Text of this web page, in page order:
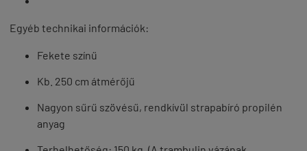
Egyéb technikai információk:
Fekete színű
Kb. 250 cm átmérőjű
Nagyon sűrű szövésű, rendkívül strapabíró propilén
anyag